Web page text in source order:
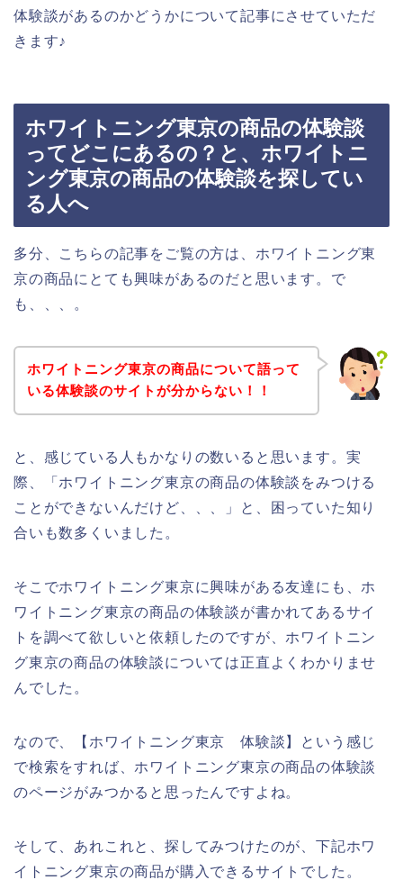
体験談があるのかどうかについて記事にさせていただ
きます♪
ホワイトニング東京の商品の体験談
ってどこにあるの？と、ホワイトニ
ング東京の商品の体験談を探してい
る人へ
多分、こちらの記事をご覧の方は、ホワイトニング東
京の商品にとても興味があるのだと思います。で
も、、、。
ホワイトニング東京の商品について語って
いる体験談のサイトが分からない！！
と、感じている人もかなりの数いると思います。実
際、「ホワイトニング東京の商品の体験談をみつける
ことができないんだけど、、、」と、困っていた知り
合いも数多くいました。
そこでホワイトニング東京に興味がある友達にも、ホ
ワイトニング東京の商品の体験談が書かれてあるサイ
トを調べて欲しいと依頼したのですが、ホワイトニン
グ東京の商品の体験談については正直よくわかりませ
んでした。
なので、【ホワイトニング東京 体験談】という感じ
で検索をすれば、ホワイトニング東京の商品の体験談
のページがみつかると思ったんですよね。
そして、あれこれと、探してみつけたのが、下記ホワ
イトニング東京の商品が購入できるサイトでした。